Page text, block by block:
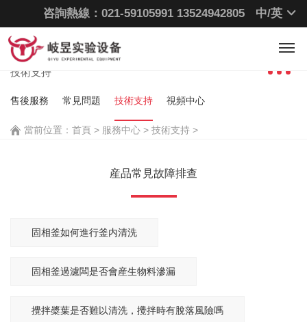
中/英
咨詢熱線：021-59105991 13524942805
技術支持
爲您解決産品安裝、應用等技術問題
技術支持
售後服務 常見問題 技術支持 視頻中心
當前位置： 首頁 > 服務中心 > 技術支持 >
産品常見故障排查
固相釜如何進行釜内清洗
固相釜過濾闆是否會産生物料滲漏
攪拌槳葉是否難以清洗，攪拌時有脫落風險嗎